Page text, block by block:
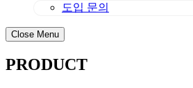
도입 문의
Close Menu
PRODUCT